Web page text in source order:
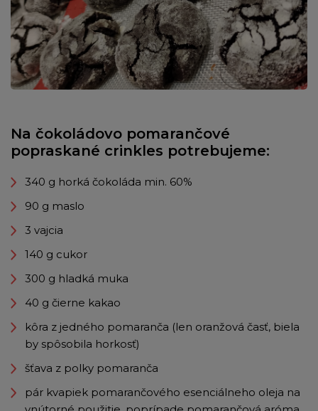
Na čokoládovo pomarančové
popraskané crinkles potrebujeme:
340 g horká čokoláda min. 60%
90 g maslo
3 vajcia
140 g cukor
300 g hladká muka
40 g čierne kakao
kôra z jedného pomaranča (len oranžová časť, biela
by spôsobila horkosť)
šťava z polky pomaranča
pár kvapiek pomarančového esenciálneho oleja na